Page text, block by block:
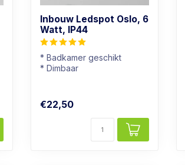
Inbouw Ledspot Oslo, 6
Watt, IP44
* Badkamer geschikt
* Dimbaar
€22,50